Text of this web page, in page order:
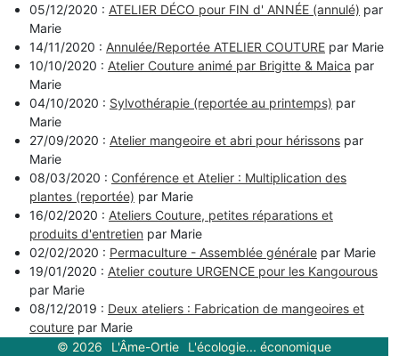
05/12/2020 : ATELIER DÉCO pour FIN d' ANNÉE (annulé) par
Marie
14/11/2020 : Annulée/Reportée ATELIER COUTURE par Marie
10/10/2020 : Atelier Couture animé par Brigitte & Maica par
Marie
04/10/2020 : Sylvothérapie (reportée au printemps) par
Marie
27/09/2020 : Atelier mangeoire et abri pour hérissons par
Marie
08/03/2020 : Conférence et Atelier : Multiplication des
plantes (reportée) par Marie
16/02/2020 : Ateliers Couture, petites réparations et
produits d'entretien par Marie
02/02/2020 : Permaculture - Assemblée générale par Marie
19/01/2020 : Atelier couture URGENCE pour les Kangourous
par Marie
08/12/2019 : Deux ateliers : Fabrication de mangeoires et
couture par Marie
30/11/2019 :
La bonne utilisation des huiles essentielles
© 2026 L'Âme-Ortie L'écologie... économique